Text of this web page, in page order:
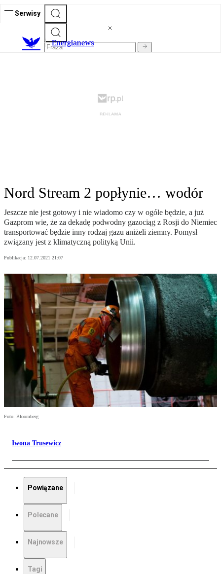
Serwisy
Energianews
Nord Stream 2 popłynie… wodór
Jeszcze nie jest gotowy i nie wiadomo czy w ogóle będzie, a już
Gazprom wie, że za dekadę podwodny gazociąg z Rosji do Niemiec
transportować będzie inny rodzaj gazu aniżeli ziemny. Pomysł
związany jest z klimatyczną polityką Unii.
Publikacja: 12.07.2021 21:07
Foto: Bloomberg
Iwona Trusewicz
Powiązane
Polecane
Najnowsze
Tagi